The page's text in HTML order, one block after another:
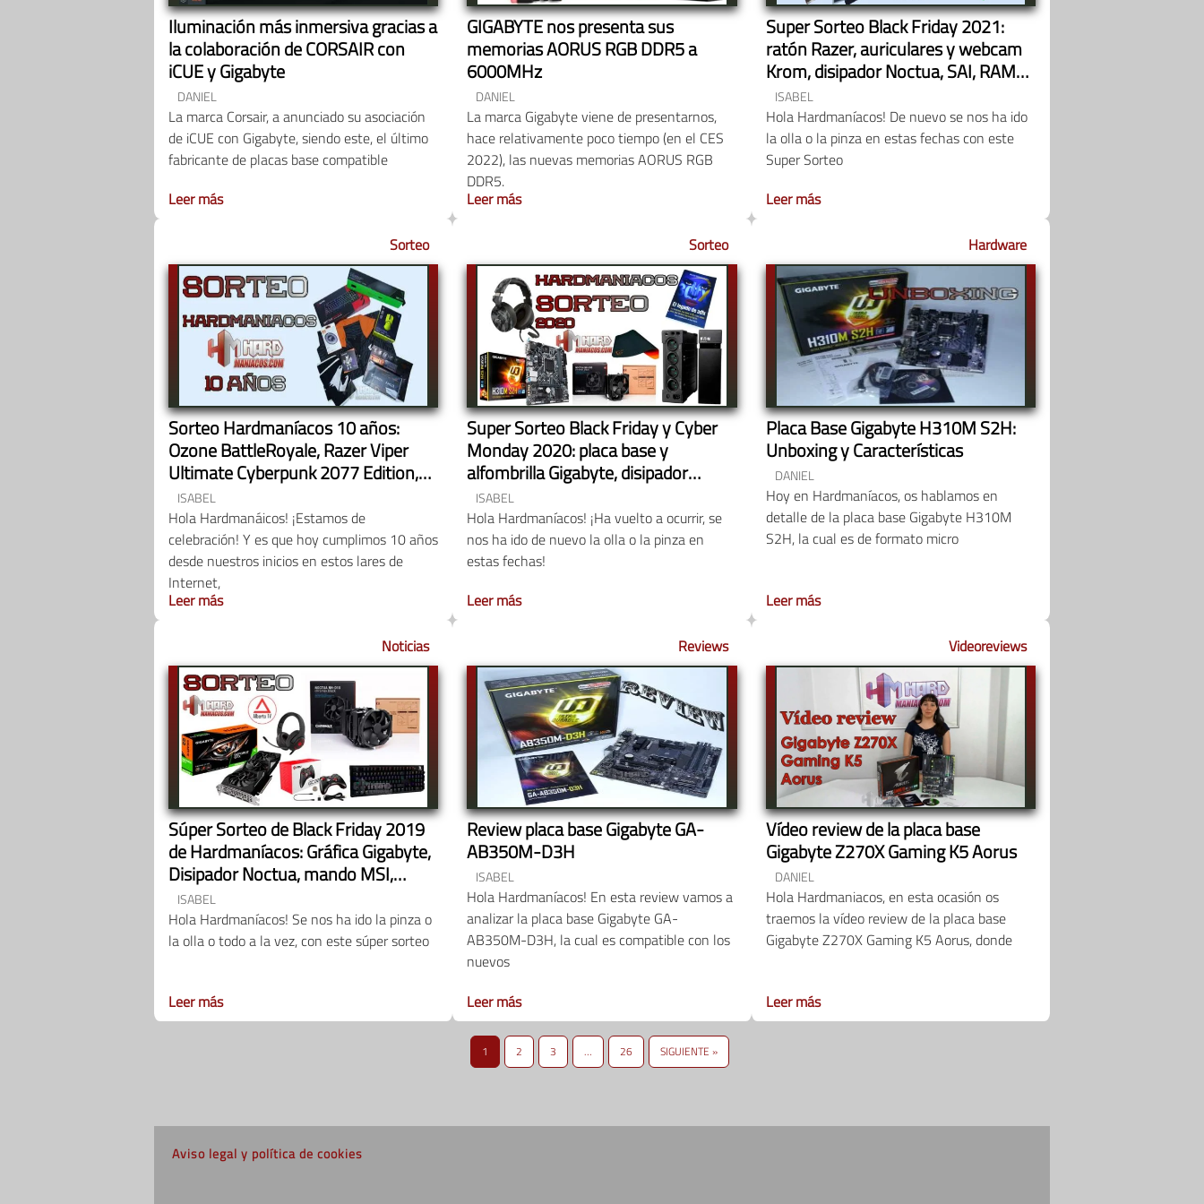
Iluminación más inmersiva gracias a
la colaboración de CORSAIR con
iCUE y Gigabyte
DANIEL
La marca Corsair, a anunciado su asociación
de iCUE con Gigabyte, siendo este, el último
fabricante de placas base compatible
Leer más
GIGABYTE nos presenta sus
memorias AORUS RGB DDR5 a
6000MHz
DANIEL
La marca Gigabyte viene de presentarnos,
hace relativamente poco tiempo (en el CES
2022), las nuevas memorias AORUS RGB
DDR5.
Leer más
Super Sorteo Black Friday 2021:
ratón Razer, auriculares y webcam
Krom, disipador Noctua, SAI, RAM
Kingston, merchandise Gigabyte y
libro videojuegos id Software
ISABEL
Hola Hardmaníacos! De nuevo se nos ha ido
la olla o la pinza en estas fechas con este
Super Sorteo
Leer más
Sorteo
Sorteo Hardmaníacos 10 años:
Ozone BattleRoyale, Razer Viper
Ultimate Cyberpunk 2077 Edition,
Pack Merchandising Gigabyte y
Razer Gigantus V2
ISABEL
Hola Hardmanáicos! ¡Estamos de
celebración! Y es que hoy cumplimos 10 años
desde nuestros inicios en estos lares de
Internet,
Leer más
Sorteo
Super Sorteo Black Friday y Cyber
Monday 2020: placa base y
alfombrilla Gigabyte, disipador
Noctua, SAI, auriculares, libro de
gráficas 3dfx…
ISABEL
Hola Hardmaníacos! ¡Ha vuelto a ocurrir, se
nos ha ido de nuevo la olla o la pinza en
estas fechas!
Leer más
Hardware
Placa Base Gigabyte H310M S2H:
Unboxing y Características
DANIEL
Hoy en Hardmaníacos, os hablamos en
detalle de la placa base Gigabyte H310M
S2H, la cual es de formato micro
Leer más
Noticias
Súper Sorteo de Black Friday 2019
de Hardmaníacos: Gráfica Gigabyte,
Disipador Noctua, mando MSI,
periféricos DeepGaming…
ISABEL
Hola Hardmaníacos! Se nos ha ido la pinza o
la olla o todo a la vez, con este súper sorteo
Leer más
Reviews
Review placa base Gigabyte GA-
AB350M-D3H
ISABEL
Hola Hardmaníacos! En esta review vamos a
analizar la placa base Gigabyte GA-
AB350M-D3H, la cual es compatible con los
nuevos
Leer más
Videoreviews
Vídeo review de la placa base
Gigabyte Z270X Gaming K5 Aorus
DANIEL
Hola Hardmaniacos, en esta ocasión os
traemos la vídeo review de la placa base
Gigabyte Z270X Gaming K5 Aorus, donde
Leer más
1 2 3 … 26 SIGUIENTE »
Aviso legal y política de cookies